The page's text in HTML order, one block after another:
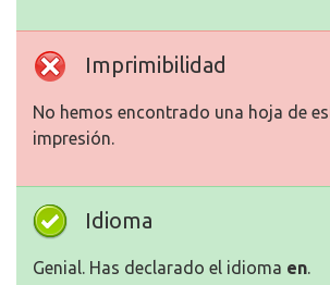
Imprimibilidad
No hemos encontrado una hoja de
impresión.
Idioma
Genial. Has declarado el idioma en.